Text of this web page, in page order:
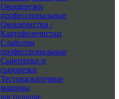
Овощерезки
профессиональные
Овощечистки /
Картофелечистки
Слайсеры
профессиональные
Сыротерки и
сырорезки
Тестораскаточные
машины
настольные